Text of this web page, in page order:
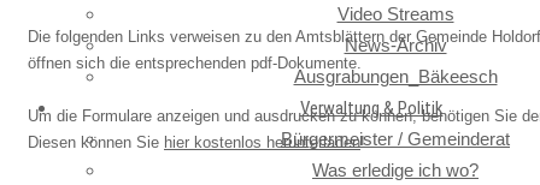
Video Streams
News-Archiv
Ausgrabungen_Bäkeesch
Verwaltung & Politik
Bürgermeister / Gemeinderat
Was erledige ich wo?
Die folgenden Links verweisen zu den Amtsblättern der Gemeinde
öffnen sich die entsprechenden pdf-Dokumente.
Um die Formulare anzeigen und ausdrucken zu können, benötigen Sie
Diesen können Sie hier kostenlos herunterladen!